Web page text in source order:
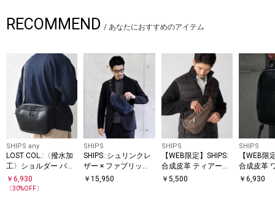
RECOMMEND / あなたにおすすめのアイテム
SHIPS any
LOST COL.:〈撥水加
工〉ショルダー バッ
グ 25AW◇
￥ 6,930
〔30%OFF〕
SHIPS
SHIPS: シュリンクレ
ザー × ファブリック
コンビ ウエスト バッ
￥15,950
SHIPS
【WEB限定】SHIPS:
合成皮革 ティアーズ
ルック ワンショルダ
￥ 5,500
SHIPS
【WEB限
合成皮革
ダー バッ
￥6,930